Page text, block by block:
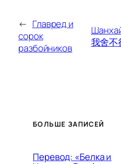
← Главред и
сорок
разбойников
我舍不
БОЛЬШЕ ЗАПИСЕЙ
Перевод: «Белка и